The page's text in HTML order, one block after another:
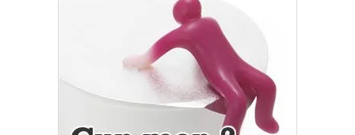
カテゴリーから探す